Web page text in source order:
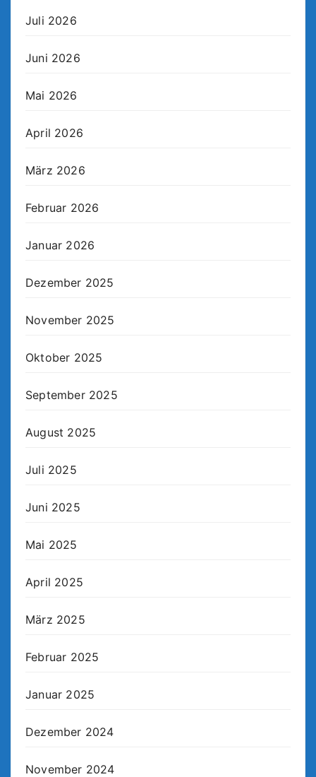
Juli 2026
Juni 2026
Mai 2026
April 2026
März 2026
Februar 2026
Januar 2026
Dezember 2025
November 2025
Oktober 2025
September 2025
August 2025
Juli 2025
Juni 2025
Mai 2025
April 2025
März 2025
Februar 2025
Januar 2025
Dezember 2024
November 2024